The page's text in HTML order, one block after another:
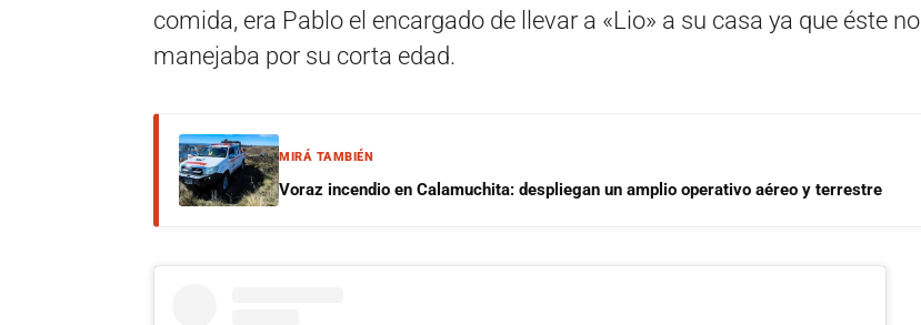
comida, era Pablo el encargado de llevar a «Lio» a su casa ya que éste no
manejaba por su corta edad.
MIRÁ TAMBIÉN
Voraz incendio en Calamuchita: despliegan un amplio operativo aéreo y terrestre